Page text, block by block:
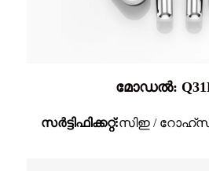
മോഡൽ:
സർട്ടിഫിക്കറ്റ്:സിഇ / റോഹ്സ്